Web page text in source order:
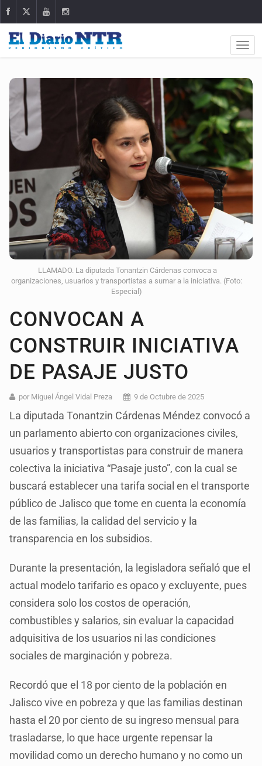
LLAMADO. La diputada Tonantzin Cárdenas convoca a
organizaciones, usuarios y transportistas a sumar a la iniciativa. (Foto:
Especial)
CONVOCAN A
CONSTRUIR INICIATIVA
DE PASAJE JUSTO
por Miguel Ángel Vidal Preza 9 de Octubre de 2025
La diputada Tonantzin Cárdenas Méndez convocó a
un parlamento abierto con organizaciones civiles,
usuarios y transportistas para construir de manera
colectiva la iniciativa “Pasaje justo”, con la cual se
buscará establecer una tarifa social en el transporte
público de Jalisco que tome en cuenta la economía
de las familias, la calidad del servicio y la
transparencia en los subsidios.
Durante la presentación, la legisladora señaló que el
actual modelo tarifario es opaco y excluyente, pues
considera solo los costos de operación,
combustibles y salarios, sin evaluar la capacidad
adquisitiva de los usuarios ni las condiciones
sociales de marginación y pobreza.
Recordó que el 18 por ciento de la población en
Jalisco vive en pobreza y que las familias destinan
hasta el 20 por ciento de su ingreso mensual para
trasladarse, lo que hace urgente repensar la
movilidad como un derecho humano y no como un